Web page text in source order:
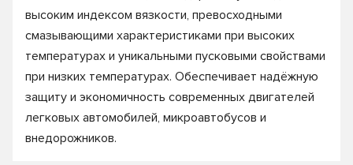
высоким индексом вязкости, превосходными
смазывающими характеристиками при высоких
температурах и уникальными пусковыми свойствами
при низких температурах. Обеспечивает надёжную
защиту и экономичность современных двигателей
легковых автомобилей, микроавтобусов и
внедорожников.